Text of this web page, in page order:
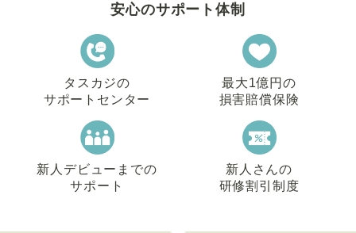
安心のサポート体制
タスカジの
サポートセンター
最大1億円の
損害賠償保険
新人デビューまでの
サポート
新人さんの
研修割引制度